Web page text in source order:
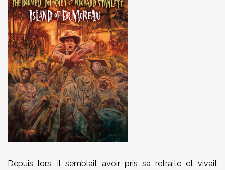
Depuis lors, il semblait avoir pris sa retraite et vivait